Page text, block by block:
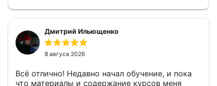
Дмитрий Ильющенко
8 авгуса 2026
Всё отлично! Недавно начал обучение, и пока
что материалы и содержание курсов меня